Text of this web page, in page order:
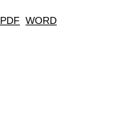
PDF WORD